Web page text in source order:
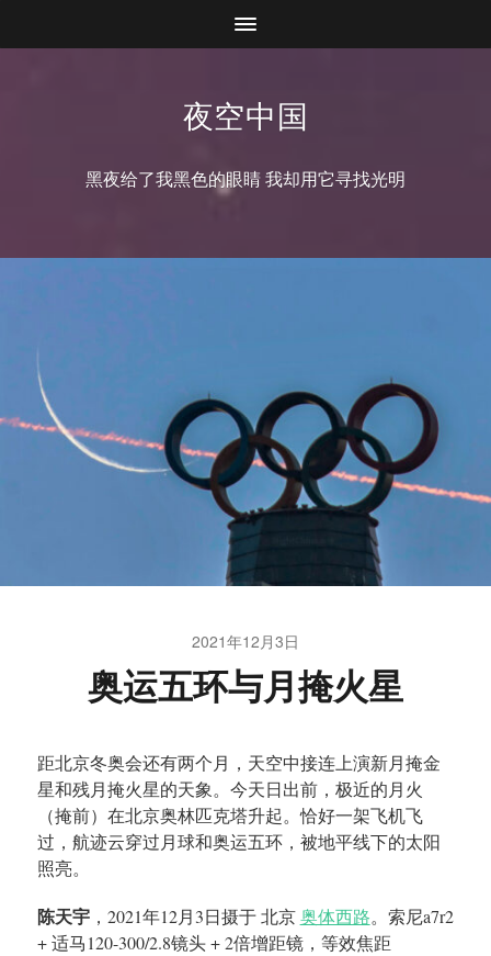
夜空中国
黑夜给了我黑色的眼睛 我却用它寻找光明
2021年12月3日
奥运五环与月掩火星
距北京冬奥会还有两个月，天空中接连上演新月掩金
星和残月掩火星的天象。今天日出前，极近的月火
（掩前）在北京奥林匹克塔升起。恰好一架飞机飞
过，航迹云穿过月球和奥运五环，被地平线下的太阳
照亮。
陈天宇，2021年12月3日摄于 北京奥体西路。索尼a7r2
+ 适马120-300/2.8镜头 + 2倍增距镜，等效焦距